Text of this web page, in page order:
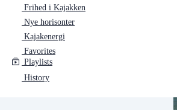
Frihed i Kajakken
Nye horisonter
Kajakenergi
Favorites
Playlists
History